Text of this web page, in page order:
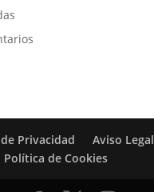
Privacidad
Aviso Legal
Política de Cookies